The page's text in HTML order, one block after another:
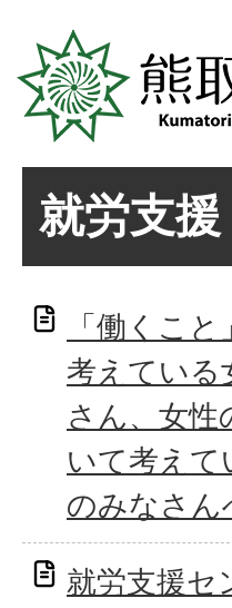
就労支援
「働くこ
考えている
さん、女性
いて考えて
のみなさん
就労支援セ